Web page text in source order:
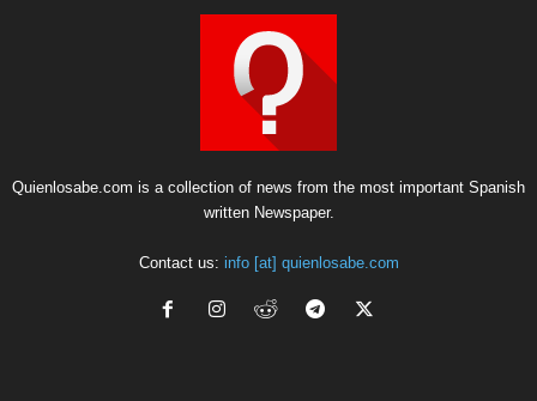
Quienlosabe.com is a collection of news from the most important Spanish
written Newspaper.
Contact us: info [at] quienlosabe.com